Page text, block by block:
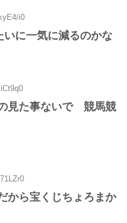
i0
に一気に減るのかな
見た事ないで 競馬競
から宝くじちょろまか